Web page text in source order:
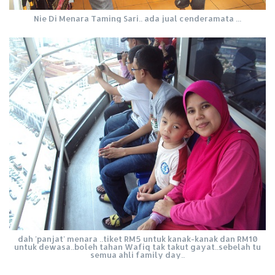
Nie Di Menara Taming Sari.. ada jual cenderamata ...
dah 'panjat' menara ..tiket RM5 untuk kanak-kanak dan RM10
untuk dewasa..boleh tahan Wafiq tak takut gayat..sebelah tu
semua ahli family day..